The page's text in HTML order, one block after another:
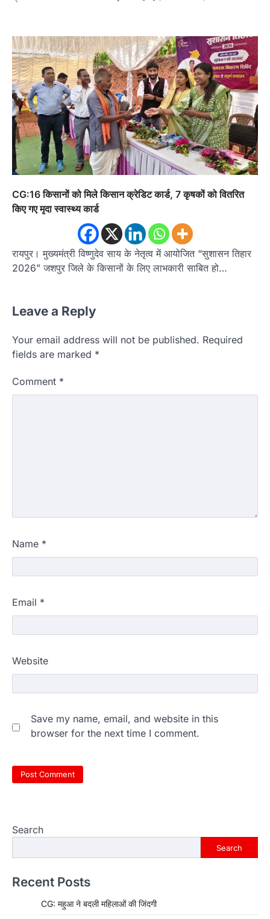
CG:16 किसानों को मिले किसान क्रेडिट कार्ड, 7 कृषकों को वितरित
किए गए मृदा स्वास्थ्य कार्ड
रायपुर। मुख्यमंत्री विष्णुदेव साय के नेतृत्व में आयोजित “सुशासन तिहार
2026” जशपुर जिले के किसानों के लिए लाभकारी साबित हो…
Leave a Reply
Your email address will not be published. Required
fields are marked *
Comment *
Name *
Email *
Website
Save my name, email, and website in this
browser for the next time I comment.
Search
Search
Recent Posts
CG: महुआ ने बदली महिलाओं की जिंदगी